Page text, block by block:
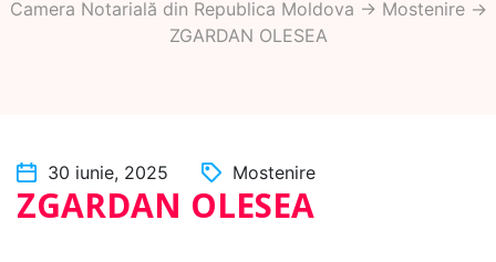
Camera Notarială din Republica Moldova -> Mostenire->
ZGARDAN OLESEA
30 iunie, 2025 Mostenire
ZGARDAN OLESEA